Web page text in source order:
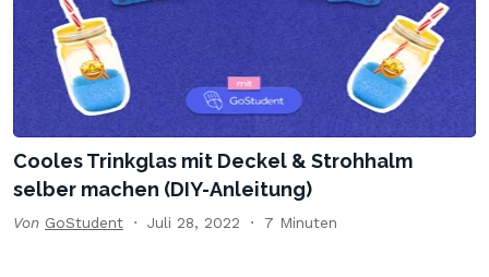
Cooles Trinkglas mit Deckel & Strohhalm
selber machen (DIY-Anleitung)
Von GoStudent Juli 28, 2022 7 Minuten